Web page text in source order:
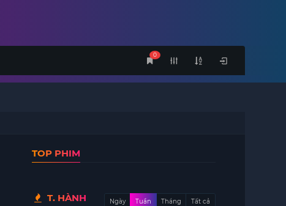
0
TOP PHIM
T. HÀNH Ngày Tuần Tháng Tất cả